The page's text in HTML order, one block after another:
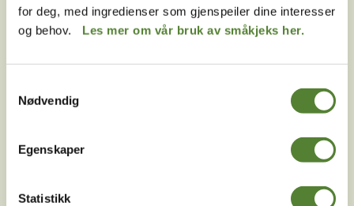
for deg, med ingredienser som gjenspeiler dine interesser
og behov. Les mer om vår bruk av småkjeks her.
Nødvendig
Egenskaper
Statistikk
Instagram TikTok Snapchat